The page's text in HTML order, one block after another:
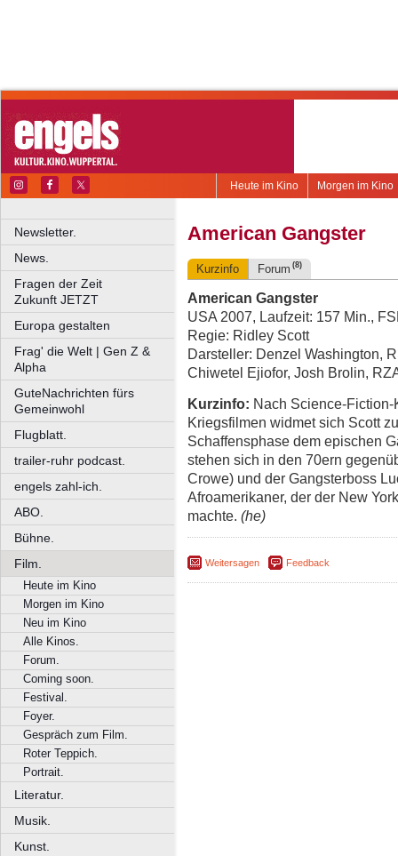
Morgen im Kino
Heute im Kino
Newsletter.
News.
Fragen der Zeit
Zukunft JETZT
Europa gestalten
Frag' die Welt | Gen Z &
Alpha
GuteNachrichten fürs
Gemeinwohl
Flugblatt.
trailer-ruhr podcast.
engels zahl-ich.
ABO.
Bühne.
Film.
Heute im Kino
Morgen im Kino
Neu im Kino
Alle Kinos.
Forum.
Coming soon.
Festival.
Foyer.
Gespräch zum Film.
Roter Teppich.
Portrait.
Literatur.
Musik.
Kunst.
American Gangster
Kurzinfo Forum (8)
American Gangster
USA 2007, Laufzeit: 157 Min.,
Regie: Ridley Scott
Darsteller: Denzel Washington,
Chiwetel Ejiofor, Josh Brolin,
Kurzinfo: Nach Science-
Kriegsfilmen widmet sich Scott
Schaffensphase dem epischen
stehen sich in den 70ern
Crowe) und der Gangsterboss
Afroamerikaner, der der New
machte. (he)
Weitersagen Feedback